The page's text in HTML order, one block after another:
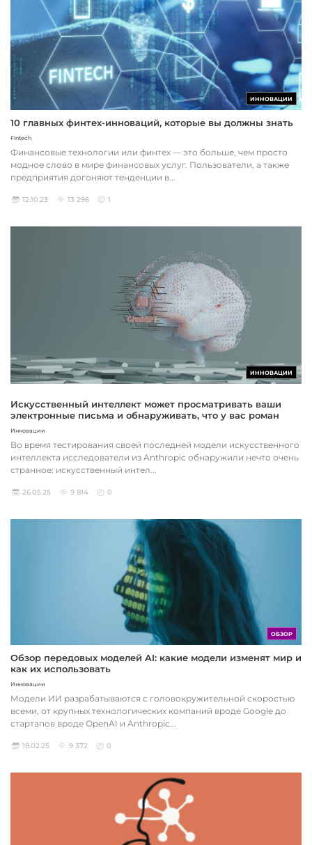
ИННОВАЦИИ
10 главных финтех-инноваций, которые вы должны знать
Fintech
Финансовые технологии или финтех — это больше, чем просто
модное слово в мире финансовых услуг. Пользователи, а также
предприятия догоняют тенденции в...
12.10.23 13 296 1
ИННОВАЦИИ
Искусственный интеллект может просматривать ваши
электронные письма и обнаруживать, что у вас роман
Инновации
Во время тестирования своей последней модели искусственного
интеллекта исследователи из Anthropic обнаружили нечто очень
странное: искусственный интел...
26.05.25 9 814 0
ОБЗОР
Обзор передовых моделей AI: какие модели изменят мир и
как их использовать
Инновации
Модели ИИ разрабатываются с головокружительной скоростью
всеми, от крупных технологических компаний вроде Google до
стартапов вроде OpenAI и Anthropic...
18.02.25 9 372 0